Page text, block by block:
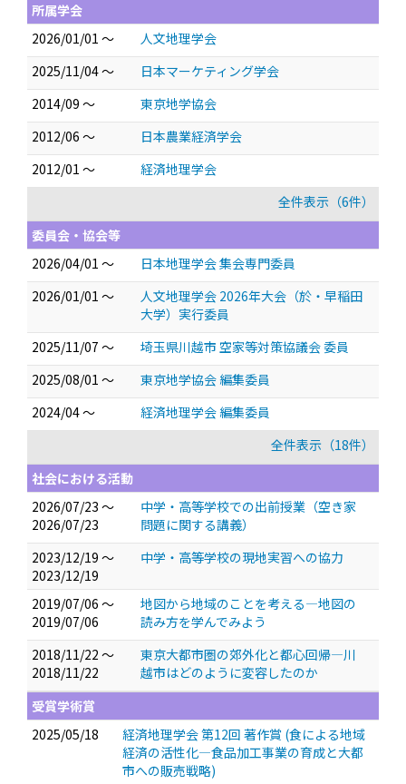
所属学会
2026/01/01 ～
人文地理学会
2025/11/04 ～
日本マーケティング学会
2014/09 ～
東京地学協会
2012/06 ～
日本農業経済学会
2012/01 ～
経済地理学会
全件表示（6件）
委員会・協会等
2026/04/01 ～
日本地理学会 集会専門委員
2026/01/01 ～
人文地理学会 2026年大会（於・早稲田
大学）実行委員
2025/11/07 ～
埼玉県川越市 空家等対策協議会 委員
2025/08/01 ～
東京地学協会 編集委員
2024/04 ～
経済地理学会 編集委員
全件表示（18件）
社会における活動
2026/07/23 ～
2026/07/23
中学・高等学校での出前授業（空き家
問題に関する講義）
2023/12/19 ～
2023/12/19
中学・高等学校の現地実習への協力
2019/07/06 ～
2019/07/06
地図から地域のことを考える―地図の
読み方を学んでみよう
2018/11/22 ～
2018/11/22
東京大都市圏の郊外化と都心回帰―川
越市はどのように変容したのか
受賞学術賞
2025/05/18
経済地理学会 第12回 著作賞 (食による地域
経済の活性化―食品加工事業の育成と大都
市への販売戦略)